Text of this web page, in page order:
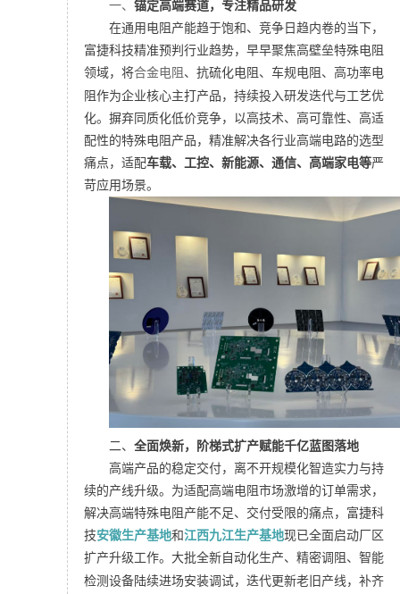
一、锚定高端赛道，专注精品研发
在通用电阻产能趋于饱和、竞争日趋内卷的当下，
富捷科技精准预判行业趋势，早早聚焦高壁垒特殊电阻
领域，将合金电阻、抗硫化电阻、车规电阻、高功率电
阻作为企业核心主打产品，持续投入研发迭代与工艺优
化。摒弃同质化低价竞争，以高技术、高可靠性、高适
配性的特殊电阻产品，精准解决各行业高端电路的选型
痛点，适配车载、工控、新能源、通信、高端家电等严
苛应用场景。
二、全面焕新，阶梯式扩产赋能千亿蓝图落地
高端产品的稳定交付，离不开规模化智造实力与持
续的产线升级。为适配高端电阻市场激增的订单需求，
解决高端特殊电阻产能不足、交付受限的痛点，富捷科
技安徽生产基地和江西九江生产基地现已全面启动厂区
扩产升级工作。大批全新自动化生产、精密调阻、智能
检测设备陆续进场安装调试，迭代更新老旧产线，补齐